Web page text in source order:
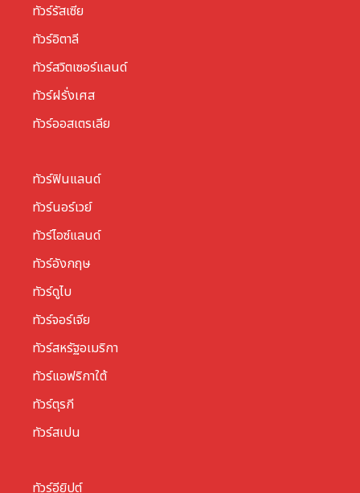
ทัวร์รัสเซีย
ทัวร์อิตาลี
ทัวร์สวิตเซอร์แลนด์
ทัวร์ฝรั่งเศส
ทัวร์ออสเตรเลีย
ทัวร์ฟินแลนด์
ทัวร์นอร์เวย์
ทัวร์ไอซ์แลนด์
ทัวร์อังกฤษ
ทัวร์ดูไบ
ทัวร์จอร์เจีย
ทัวร์สหรัฐอเมริกา
ทัวร์แอฟริกาใต้
ทัวร์ตุรกี
ทัวร์สเปน
ทัวร์อียิปต์